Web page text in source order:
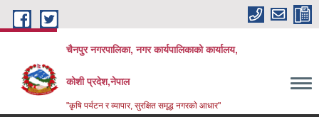
Skip to main content
चैनपुर नगरपालिका, नगर कार्यपालिकाको कार्यालय,
कोशी प्रदेश,नेपाल
"कृषि पर्यटन र व्यापार, सुरक्षित समृद्ध नगरकाे आधार"